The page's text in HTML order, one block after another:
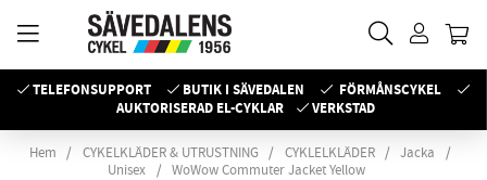
TELEFONSUPPORT BUTIK I SÄVEDALEN
FÖRMÅNSCYKEL
AUKTORISERAD EL-CYKLAR
VERKSTAD
Hem CYKELKLÄDER & UTRUSTNING CYKLELKLÄDER
Jacka
Unisex
WoWow Commuter Jacket Yellow